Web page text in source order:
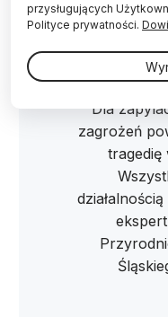
"Dla
zagrożeń
tragedię
przysługujących
Polityce prywatności.